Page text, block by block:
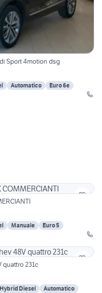
Sport 4motion dsg
Automatico
Euro 6e
Manuale
Euro 5
quattro 231c
Diesel
Automatico